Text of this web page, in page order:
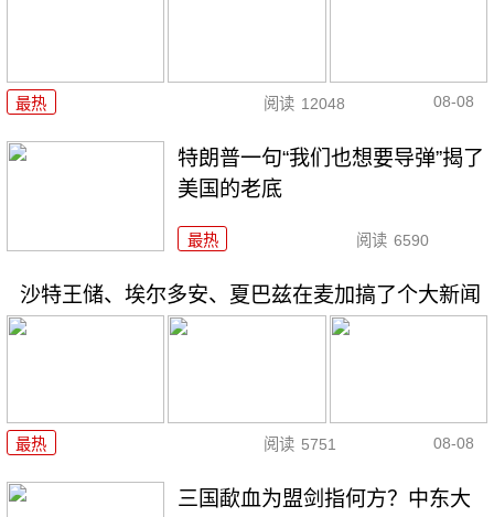
最热 阅读 12048 08-08
特朗普一句“我们也想要导弹”揭了
美国的老底
最热 阅读 6590
沙特王储、埃尔多安、夏巴兹在麦加搞了个大新闻
最热 阅读 5751 08-08
三国歃血为盟剑指何方？中东大